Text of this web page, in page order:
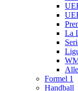
La
Formel 1
Handball